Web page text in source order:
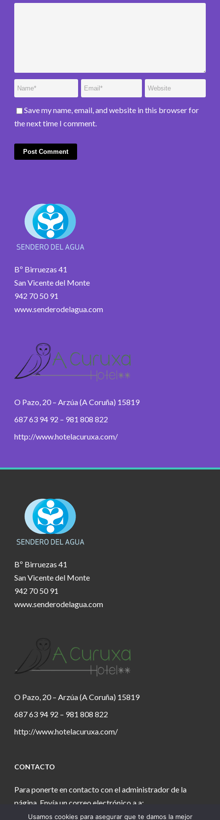
Save my name, email, and website in this browser for
the next time I comment.
Bº Birruezas 41
San Vicente del Monte
942 70 50 91
www.senderodelagua.com
O Pazo, 20 – Arzúa (A Coruña) 15819
687 63 94 92 – 981 808 822
http://www.hotelacuruxa.com/
Bº Birruezas 41
San Vicente del Monte
942 70 50 91
www.senderodelagua.com
O Pazo, 20 – Arzúa (A Coruña) 15819
687 63 94 92 – 981 808 822
http://www.hotelacuruxa.com/
CONTACTO
Para ponerte en contacto con el administrador de la
página. Envía un correo electrónico a a:
Usamos cookies para asegurar que te damos la mejor